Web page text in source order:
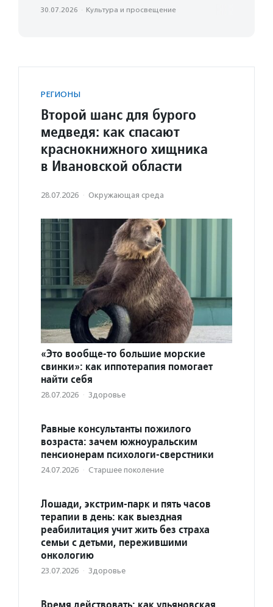
30.07.2026 · Культура и просвещение
РЕГИОНЫ
Второй шанс для бурого
медведя: как спасают
краснокнижного хищника
в Ивановской области
28.07.2026 · Окружающая среда
«Это вообще-то большие морские
свинки»: как иппотерапия помогает
найти себя
28.07.2026 · Здоровье
Равные консультанты пожилого
возраста: зачем южноуральским
пенсионерам психологи-сверстники
24.07.2026 · Старшее поколение
Лошади, экстрим-парк и пять часов
терапии в день: как выездная
реабилитация учит жить без страха
семьи с детьми, пережившими
онкологию
23.07.2026 · Здоровье